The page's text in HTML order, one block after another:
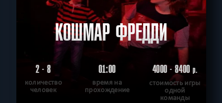
КОШМАР ФРЕДДИ
2 - 8
количество
человек
01:00
время на
прохождение
4000 - 8400р.
стоимость игры
одной
команды